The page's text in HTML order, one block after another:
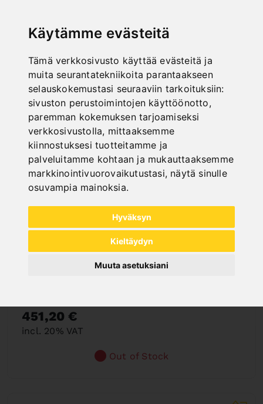
Käytämme evästeitä
Tämä verkkosivusto käyttää evästeitä ja
muita seurantatekniikoita parantaakseen
selauskokemustasi seuraaviin tarkoituksiin:
sivuston perustoimintojen käyttöönotto,
paremman kokemuksen tarjoamiseksi
verkkosivustolla, mittaaksemme
kiinnostuksesi tuotteitamme ja
palveluitamme kohtaan ja mukauttaaksemme
markkinointivuorovaikutustasi, näytä sinulle
osuvampia mainoksia.
Hyväksyn
Kieltäydyn
Muuta asetuksiani
incl. 20% VAT
Out of Stock
451,20 €
incl. 20% VAT
Out of Stock